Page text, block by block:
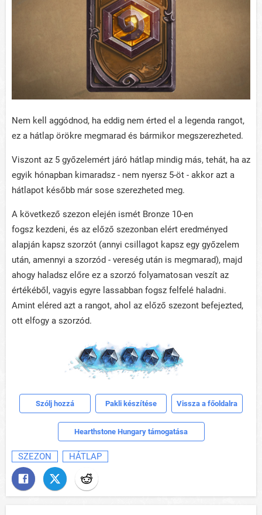
Nem kell aggódnod, ha eddig nem érted el a legenda rangot,
ez a hátlap örökre megmarad és bármikor megszerezheted.
Viszont az 5 győzelemért járó hátlap mindig más, tehát, ha az
egyik hónapban kimaradsz - nem nyersz 5-öt - akkor azt a
hátlapot később már sose szerezheted meg.
A következő szezon elején ismét Bronze 10-en
fogsz kezdeni, és az előző szezonban elért eredményed
alapján kapsz szorzót (annyi csillagot kapsz egy győzelem
után, amennyi a szorzód - vereség után is megmarad), majd
ahogy haladsz előre ez a szorzó folyamatosan veszít az
értékéből, vagyis egyre lassabban fogsz felfelé haladni.
Amint eléred azt a rangot, ahol az előző szezont befejezted,
ott elfogy a szorzód.
Szólj hozzá Pakli készítése Vissza a főoldalra
Hearthstone Hungary támogatása
SZEZON HÁTLAP